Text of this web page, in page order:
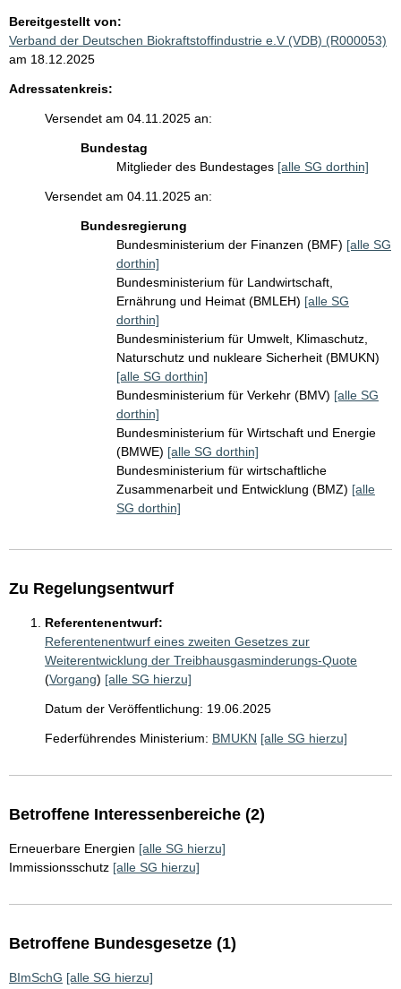
Bereitgestellt von:
Verband der Deutschen Biokraftstoffindustrie e.V (VDB) (R000053)
am 18.12.2025
Adressatenkreis:
Versendet am 04.11.2025 an:
Bundestag
Mitglieder des Bundestages [alle SG dorthin]
Versendet am 04.11.2025 an:
Bundesregierung
Bundesministerium der Finanzen (BMF) [alle SG
dorthin]
Bundesministerium für Landwirtschaft,
Ernährung und Heimat (BMLEH) [alle SG
dorthin]
Bundesministerium für Umwelt, Klimaschutz,
Naturschutz und nukleare Sicherheit (BMUKN)
[alle SG dorthin]
Bundesministerium für Verkehr (BMV) [alle SG
dorthin]
Bundesministerium für Wirtschaft und Energie
(BMWE) [alle SG dorthin]
Bundesministerium für wirtschaftliche
Zusammenarbeit und Entwicklung (BMZ) [alle
SG dorthin]
Zu Regelungsentwurf
Referentenentwurf:
Referentenentwurf eines zweiten Gesetzes zur
Weiterentwicklung der Treibhausgasminderungs-Quote
(Vorgang) [alle SG hierzu]
Datum der Veröffentlichung: 19.06.2025
Federführendes Ministerium: BMUKN [alle SG hierzu]
Betroffene Interessenbereiche (2)
Erneuerbare Energien [alle SG hierzu]
Immissionsschutz [alle SG hierzu]
Betroffene Bundesgesetze (1)
BImSchG [alle SG hierzu]